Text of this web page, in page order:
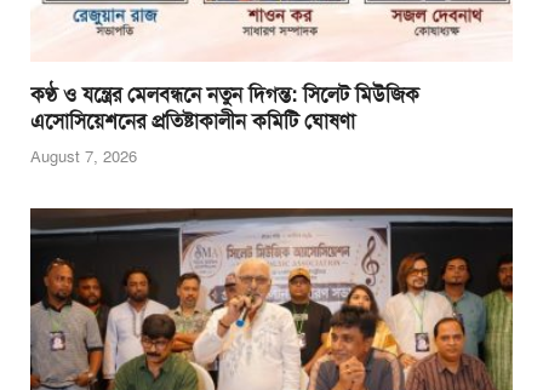
কণ্ঠ ও যন্ত্রের মেলবন্ধনে নতুন দিগন্ত: সিলেট মিউজিক
এসোসিয়েশনের প্রতিষ্টাকালীন কমিটি ঘোষণা
August 7, 2026